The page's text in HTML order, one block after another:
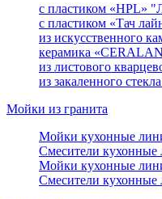
с пластиком «HPL»
с пластиком «Тач
из искусственного
керамика
из листового
из закаленного
Мойки из гранита
Мойки кухонные
Смесители кухонные
Мойки кухонные
Смесители кухонные